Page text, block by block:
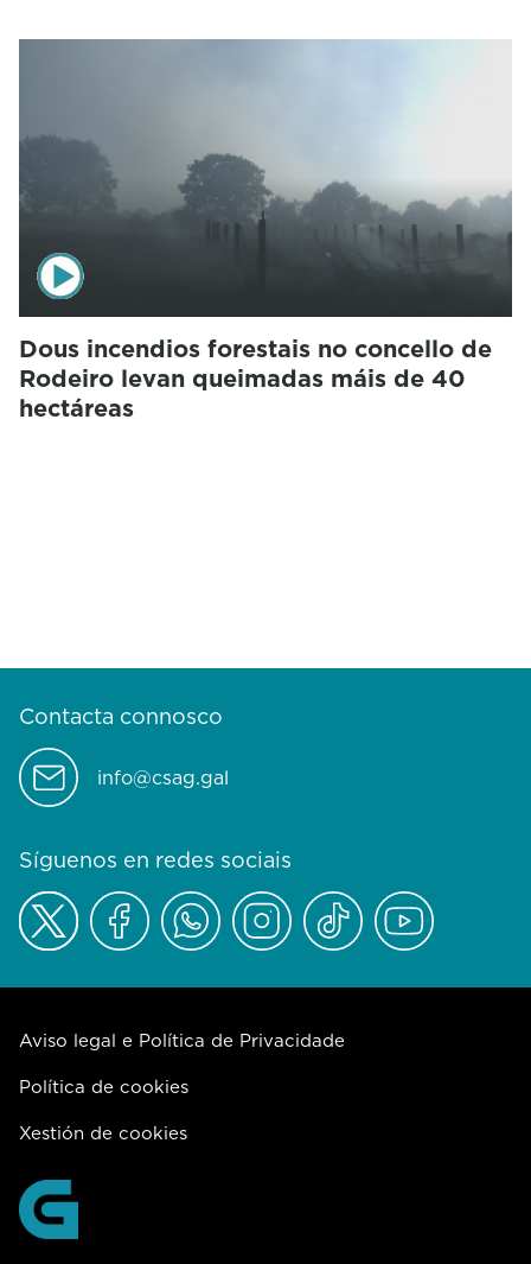
Dous incendios forestais no concello de
Rodeiro levan queimadas máis de 40
hectáreas
Contacta connosco
info@csag.gal
Síguenos en redes sociais
Aviso legal e Política de Privacidade
Política de cookies
Xestión de cookies